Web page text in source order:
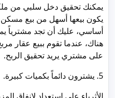
يمكنك تحقيق دخل سلبي من
يكون بيعها أسهل من بيع
أساسي، عليك أن تجد مشترياً
هناك، عندما تقوم ببيع عقار
على مشتري يريد تحقيق الربح.
5. يشترون دائماً بكميات كبيرة.